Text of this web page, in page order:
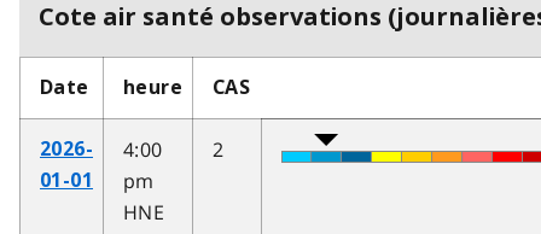
Cote air santé observations
Date heure CAS
2026-
01-01
4:00
pm
HNE
2